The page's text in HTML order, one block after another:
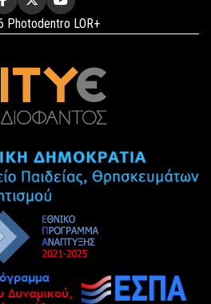
Photodentro LOR+